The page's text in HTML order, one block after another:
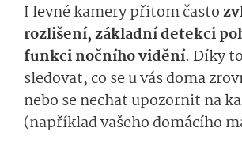
I levné kamery přitom často
rozlišení, základní detekci
funkci nočního vidění. Díky
sledovat, co se u vás doma
nebo se nechat upozornit na
(například vašeho domácího